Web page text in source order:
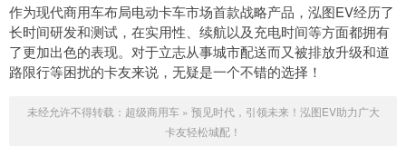
作为现代商用车布局电动卡车市场首款战略产品，泓图EV经历了
长时间研发和测试，在实用性、续航以及充电时间等方面都拥有
了更加出色的表现。对于立志从事城市配送而又被排放升级和道
路限行等困扰的卡友来说，无疑是一个不错的选择！
未经允许不得转载： 超级商用车» 预见时代，引领未来！泓图EV助力广大
卡友轻松城配！